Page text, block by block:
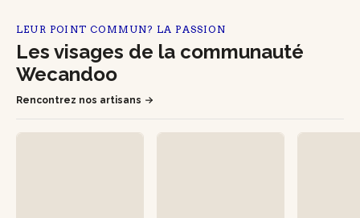
LEUR POINT COMMUN? LA PASSION
Les visages de la communauté
Wecandoo
Rencontrez nos artisans